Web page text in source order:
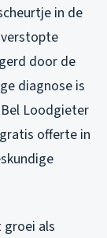
in de
door de
diagnose is
Loodgieter
offerte in
groei als